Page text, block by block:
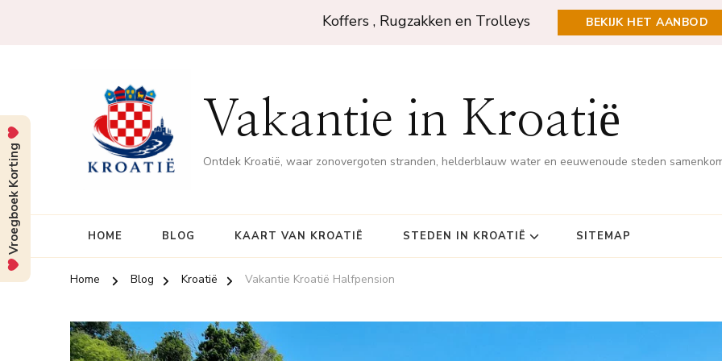
Koffers , Rugzakken en Trolleys BEKIJK HET AANBOD
Vakantie in Kroatië
Ontdek Kroatië, waar zonovergoten stranden, helderblauw water en eeuwenoude steden
HOME BLOG KAART VAN KROATIË STEDEN IN KROATIË SITEMAP
Home Blog Kroatië Vakantie Kroatië Halfpension
Vroegboek Korting